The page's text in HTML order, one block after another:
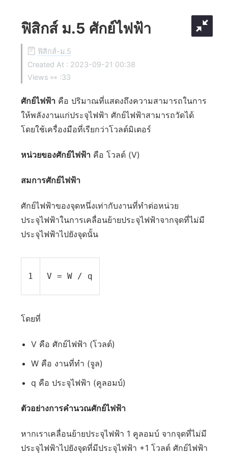
ฟิสิกส์ ม.5 ศักย์ไฟฟ้า
ฟิสิกส์-ม.5
Created At : 2023-09-21 00:38
Views 👀 :33
ศักย์ไฟฟ้า คือ ปริมาณที่แสดงถึงความสามารถในการ
ให้พลังงานแก่ประจุไฟฟ้า ศักย์ไฟฟ้าสามารถวัดได้
โดยใช้เครื่องมือที่เรียกว่าโวลต์มิเตอร์
หน่วยของศักย์ไฟฟ้า คือ โวลต์ (V)
สมการศักย์ไฟฟ้า
ศักย์ไฟฟ้าของจุดหนึ่งเท่ากับงานที่ทำต่อหน่วย
ประจุไฟฟ้าในการเคลื่อนย้ายประจุไฟฟ้าจากจุดที่ไม่มี
ประจุไฟฟ้าไปยังจุดนั้น
1 V = W / q
โดยที่
V คือ ศักย์ไฟฟ้า (โวลต์)
W คือ งานที่ทำ (จูล)
q คือ ประจุไฟฟ้า (คูลอมบ์)
ตัวอย่างการคำนวณศักย์ไฟฟ้า
หากเราเคลื่อนย้ายประจุไฟฟ้า 1 คูลอมบ์ จากจุดที่ไม่มี
ประจุไฟฟ้าไปยังจุดที่มีประจุไฟฟ้า +1 โวลต์ ศักย์ไฟฟ้า